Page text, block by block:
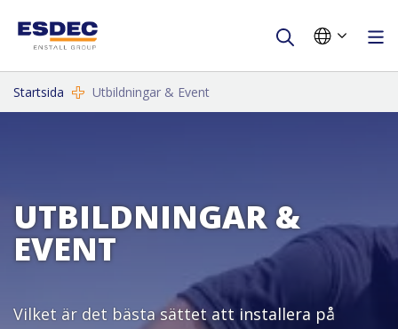
Startsida Utbildningar & Event
UTBILDNINGAR &
EVENT
Vilket är det bästa sättet att installera på